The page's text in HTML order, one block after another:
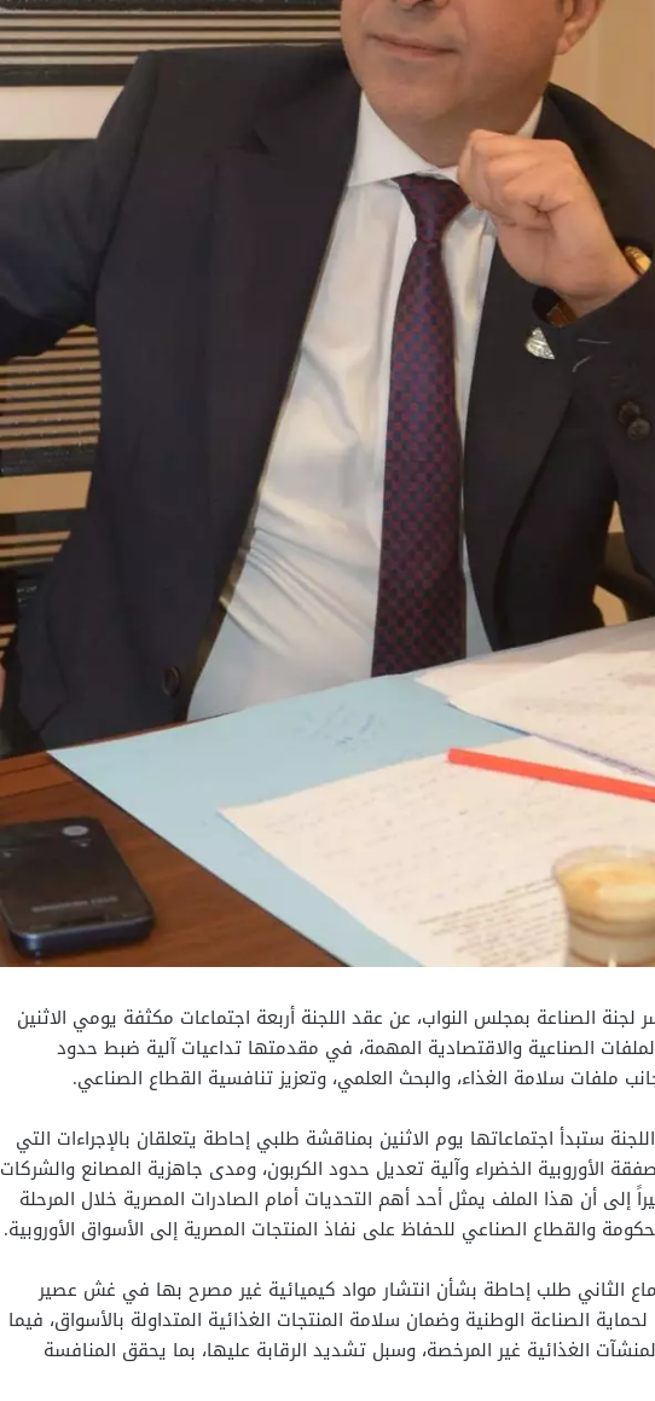
الصناعة بمجلس النواب، عن عقد اللجنة أربعة اجتماعات مكثفة يومي الاثنين
الصناعية والاقتصادية المهمة، في مقدمتها تداعيات آلية ضبط حدود
ملفات سلامة الغذاء، والبحث العلمي، وتعزيز تنافسية القطاع الصناعي.
ستبدأ اجتماعاتها يوم الاثنين بمناقشة طلبي إحاطة يتعلقان بالإجراءات التي
الأوروبية الخضراء وآلية تعديل حدود الكربون، ومدى جاهزية المصانع والشركات
إلى أن هذا الملف يمثل أحد أهم التحديات أمام الصادرات المصرية خلال المرحلة
والقطاع الصناعي للحفاظ على نفاذ المنتجات المصرية إلى الأسواق الأوروبية.
الثاني طلب إحاطة بشأن انتشار مواد كيميائية غير مصرح بها في غش عصير
الصناعة الوطنية وضمان سلامة المنتجات الغذائية المتداولة بالأسواق، فيما
الغذائية غير المرخصة، وسبل تشديد الرقابة عليها، بما يحقق المنافسة